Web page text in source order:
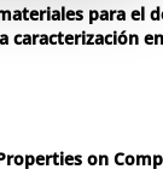
para el
caracterización
on